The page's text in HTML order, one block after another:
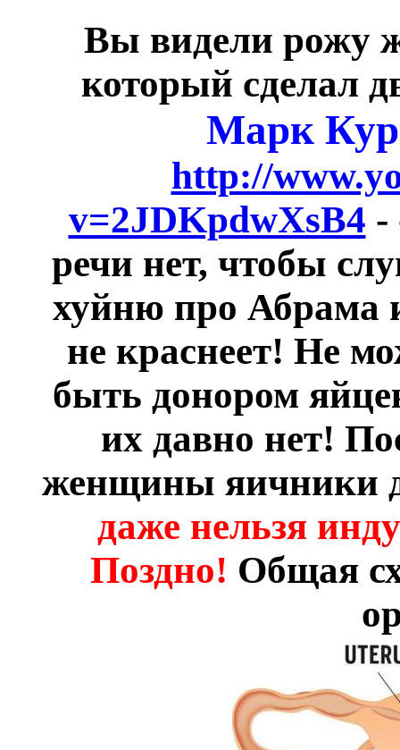
Вы видели рожу
который сделал
Марк
http://
v=2JDKpdwXsB4 -
речи нет, чтобы
хуйню про Абрама
не краснеет! Не
быть донором
их давно нет!
женщины яичники
даже нельзя
Поздно! Общая